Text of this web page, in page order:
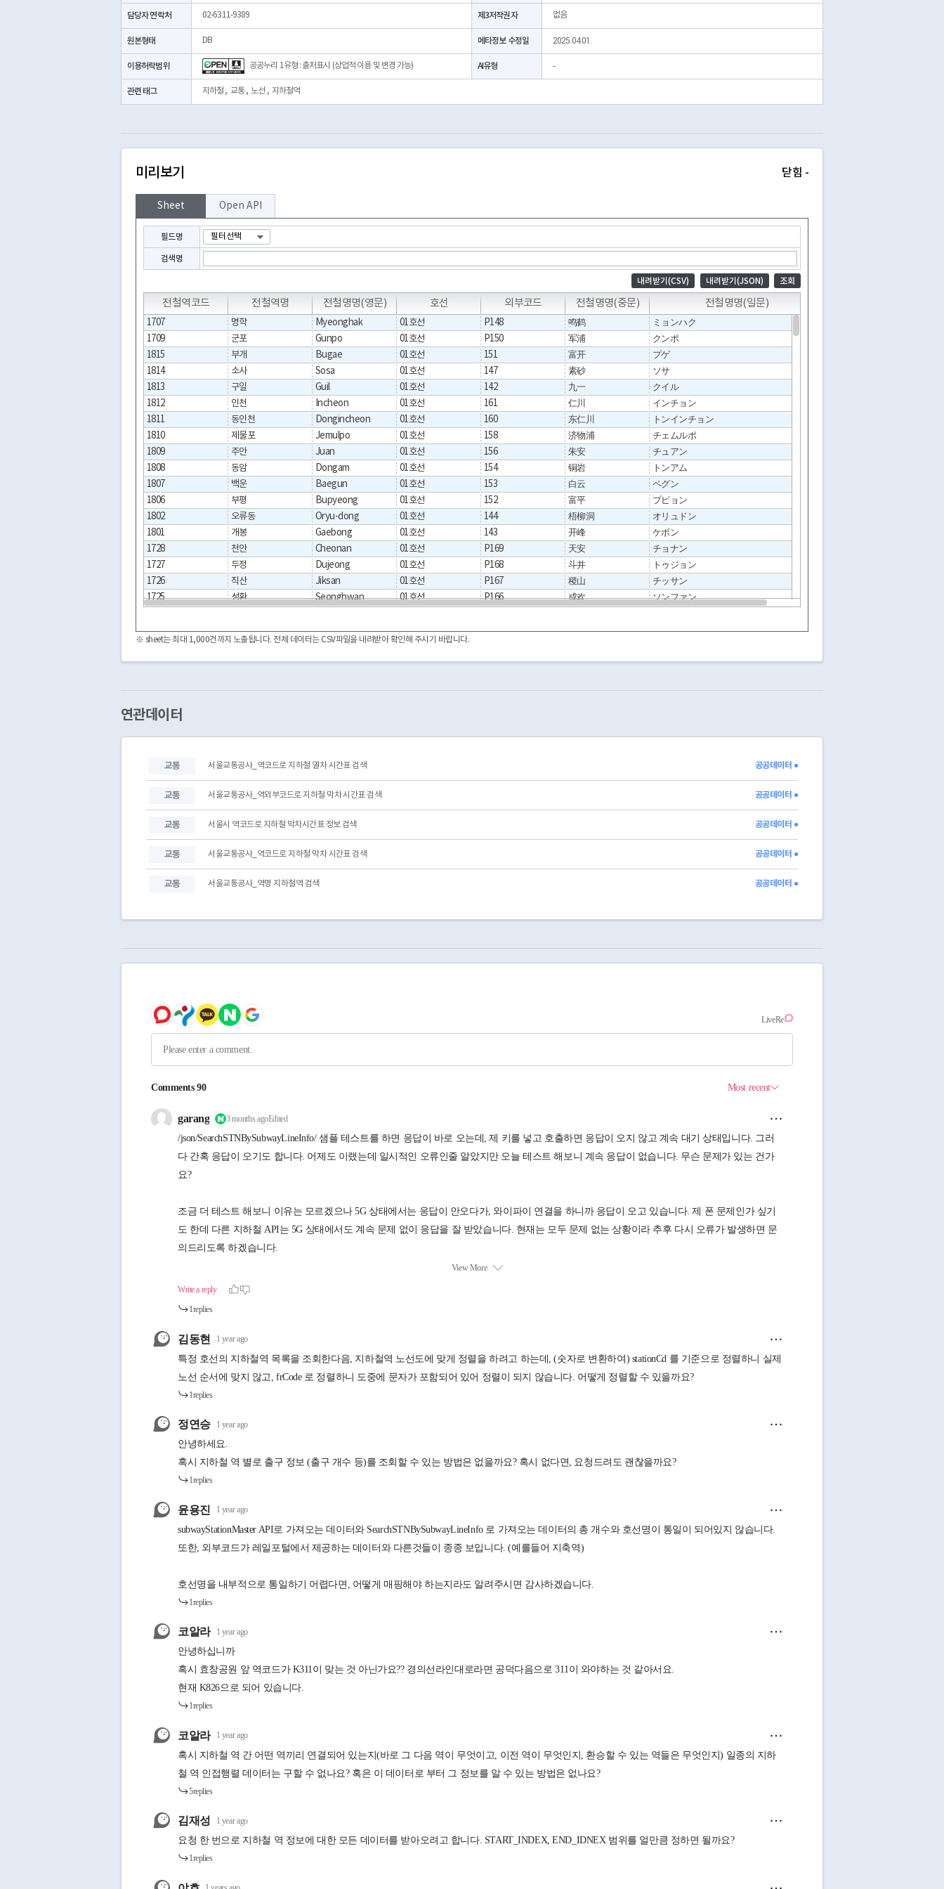
담당자 연락처 02-6311-9389 제3저작권자 없음
원본형태 DB 메타정보 수정일 2025.04.01.
이용허락범위 공공누리 1유형 : 출처표시 (상업적 이용 및 변경 가능) AI유형 -
관련 태그 지하철 , 교통, 노선 , 지하철역
미리보기 닫힘 -
Sheet Open API
필드명
검색명
내려받기(CSV) 내려받기(JSON) 조회
전철역코드 전철역명 전철명명(영문) 호선 외부코드 전철명명(중문) 전철명명(일문)
1707 명학 Myeonghak 01호선 P148 鸣鹤
ミョンハク
1709
군포 Gunpo 01호선 P150 军浦
クンポ
1815
부개 Bugae 01호선 151 富开
プゲ
1814
소사 Sosa 01호선 147 素砂
ソサ
1813
구일 Guil 01호선 142 九一
クイル
1812
인천 Incheon 01호선 161 仁川
インチョン
1811
동인천 Dongincheon 01호선 160 东仁川
トンインチョン
1810
제물포 Jemulpo 01호선 158 济物浦
チェムルポ
1809
주안 Juan 01호선 156 朱安
チュアン
1808
동암 Dongam 01호선 154 铜岩
トンアム
1807
백운 Baegun 01호선 153 白云
ペグン
1806
부평 Bupyeong 01호선 152 富平
プピョン
1802
오류동 Oryu-dong 01호선 144 梧柳洞
オリュドン
1801
개봉 Gaebong 01호선 143 开峰
ケボン
1728
천안 Cheonan 01호선 P169 天安
チョナン
1727
두정 Dujeong 01호선 P168 斗井
トゥジョン
1726
직산 Jiksan 01호선 P167 稷山
チッサン
1725
성환 Seonghwan 01호선 P166 成欢
ソンファン
1713
수원 Suwon 01호선 P155 水原
スウォン
1712
화서 Hwaseo 01호선
1022
창동 Chang-dong 01호선 116 仓洞
チャンドン
1003
용산 Yongsan 01호선 135 龙山
ヨンサン
1004
신도림 Sindorim
쌍용 Ssangyong
※ sheet는 최대 1,000건까지 노출됩니다. 전체 데이터는 CSV파일을 내려받아 확인해 주시기 바랍니다.
연관데이터
교통 서울교통공사_역코드로 지하철 열차 시간표 검색 공공데이터 ●
교통 서울교통공사_역외부코드로 지하철 막차 시간표 검색 공공데이터 ●
교통 서울시 역코드로 지하철 막차시간표 정보 검색 공공데이터 ●
교통 서울교통공사_역코드로 지하철 막차 시간표 검색 공공데이터 ●
교통 서울교통공사_역명 지하철역 검색 공공데이터 ●